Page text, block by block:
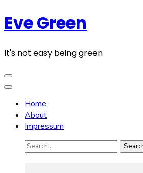
Skip
to
(Press
Eve Green
It's not easy being green
Home
About
Impressum
Search